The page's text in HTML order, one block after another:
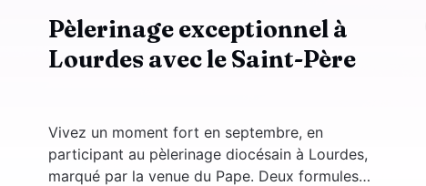
Pèlerinage exceptionnel à
Lourdes avec le Saint-Père
Vivez un moment fort en septembre, en
participant au pèlerinage diocésain à Lourdes,
marqué par la venue du Pape. Deux formules